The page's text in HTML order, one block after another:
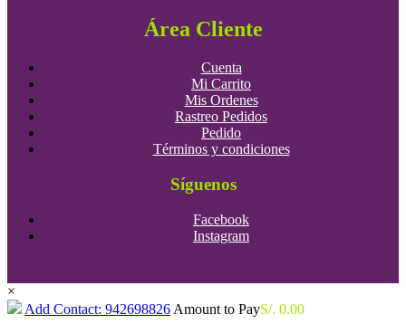
Área Cliente
Cuenta
Mi Carrito
Mis Ordenes
Rastreo Pedidos
Pedido
Términos y condiciones
Síguenos
Facebook
Instagram
×
Add Contact: 942698826 Amount to PayS/. 0.00